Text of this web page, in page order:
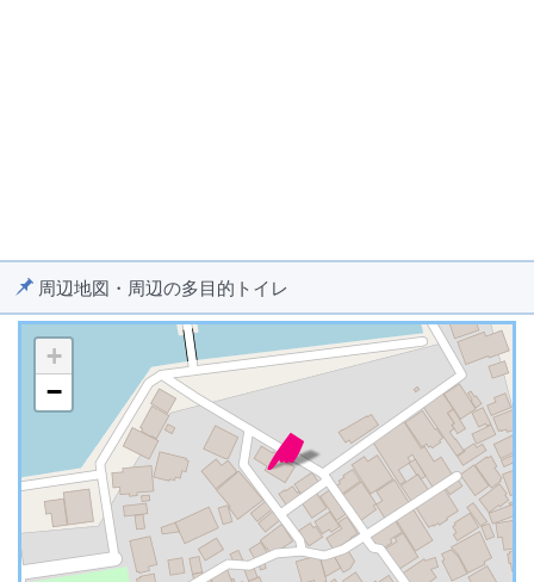
周辺地図・周辺の多目的トイレ
※ マップを検索、表示中です ※
+
−